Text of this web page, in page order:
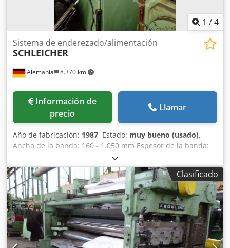
1 /4
Alemania 8.370 km
Sistema de enderezado/alimentación
SCHLEICHER
Información de
precio
Llamar
Año de fabricación: 1987, Estado: muy bueno (usado),
Ancho de la banda: 160 - 1.050 mm Espesor de la banda:
0,4 – 3 mm Sección transversal de la banda: 2.500 mm²
Dsdpfx Ajlil Ausdqock Material de referencia (resistencia a
la tracción): 420 N/mm²
Clasificado